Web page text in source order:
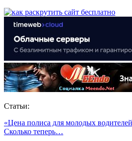
Статьи:
«Цена полиса для молодых водителей
Сколько теперь…